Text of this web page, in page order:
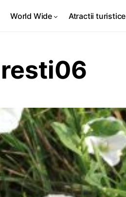
World Wide Atractii turistice